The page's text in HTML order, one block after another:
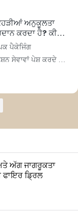
ਅਨੁਕੂਲਤਾ
ਕਰਦਾ ਹੈ? ਕੀ
ਲੋਗੋ ਪ੍ਰਿੰਟ ਕਰ ਸਕਦੇ
ਪੈਕੇਜਿੰਗ
ਸੇਵਾਵਾਂ ਪੇਸ਼ ਕਰਦੇ ਹਾਂ।
ਤੋਂ ਲੈ ਕੇ ਢਾਂਚਾਗਤ
ਵਿੱਚ, ਅਸੀਂ
ਜ਼ਰੂਰਤਾਂ ਨੂੰ
ਅੱਗ ਜਾਗਰੂਕਤਾ
ਡ੍ਰਿਲ